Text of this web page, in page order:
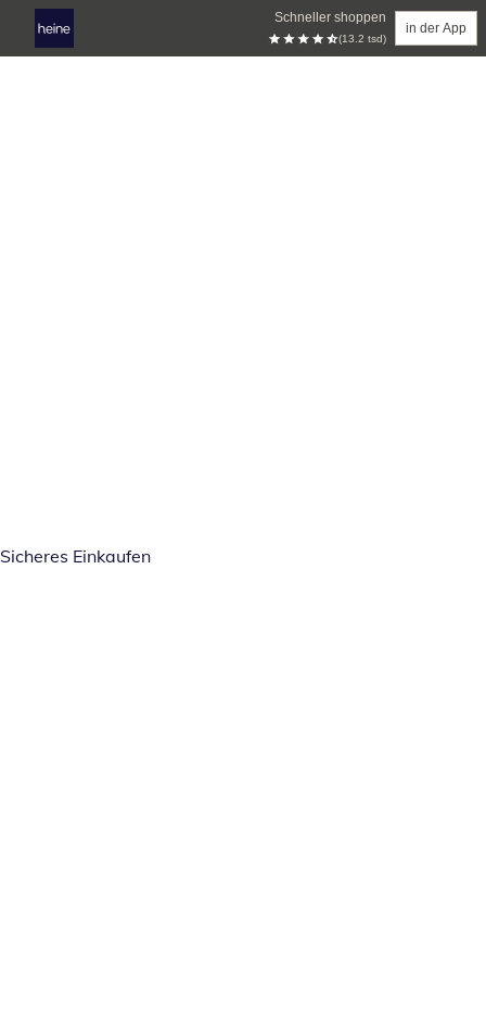
Schneller shoppen
(13.2 tsd)
in der App
Sicheres Einkaufen